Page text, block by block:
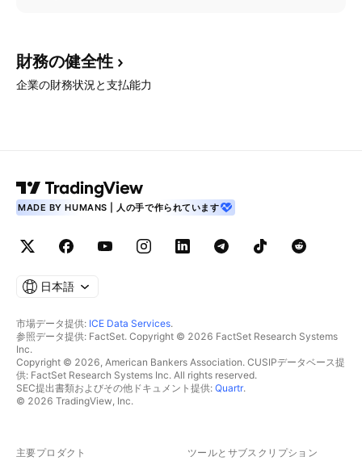
財務の健全性
企業の財務状況と支払能力
MADE BY HUMANS | 人の手で作られています
日本語
市場データ提供: ICE Data Services.
参照データ提供: FactSet. Copyright © 2026 FactSet Research Systems
Inc.
Copyright © 2026, American Bankers Association. CUSIPデータベース提
供: FactSet Research Systems Inc. All rights reserved.
SEC提出書類およびその他ドキュメント提供: Quartr.
© 2026 TradingView, Inc.
主要プロダクト ツールとサブスクリプション